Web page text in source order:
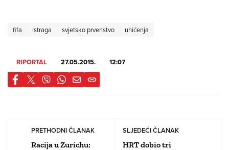
fifa istraga svjetsko prvenstvo uhićenja
RIPORTAL 27.05.2015. 12:07
PRETHODNI ČLANAK
Racija u Zurichu:
SLJEDEĆI ČLANAK
HRT dobio tri